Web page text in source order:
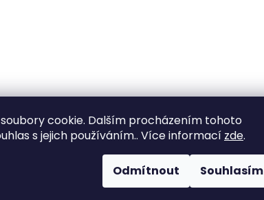
cookie. Dalším procházením tohoto
s jejich používáním.. Více informací zde.
Odmítnout Souhlasím